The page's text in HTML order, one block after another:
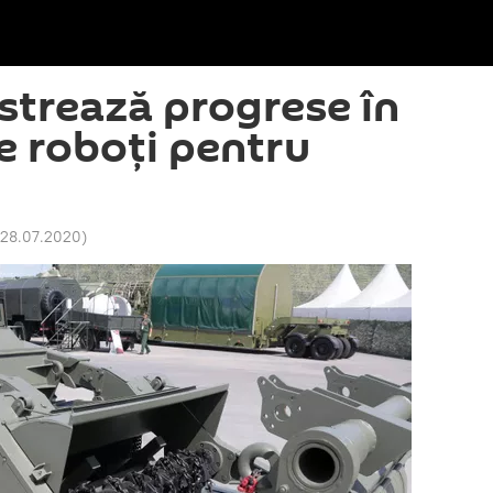
progrese în
roboți pentru
)